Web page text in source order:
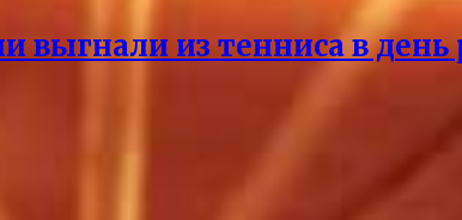
выгнали из тенниса в